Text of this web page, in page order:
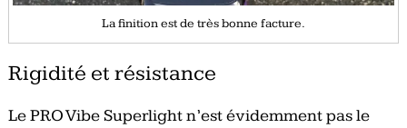
La finition est de très bonne facture.
Rigidité et résistance
Le PRO Vibe Superlight n’est évidemment pas le